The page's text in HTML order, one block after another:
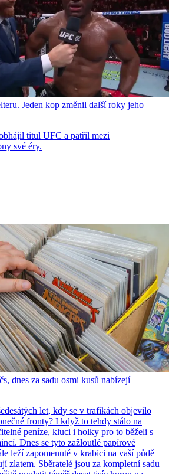
Jeden kop změnil další roky jeho
titul UFC a patřil mezi
své éry.
dnes za sadu osmi kusů nabízejí
let, kdy se v trafikách objevilo
fronty? I když to tehdy stálo na
peníze, kluci i holky pro to běželi s
Dnes se tyto zažloutlé papírové
leží zapomenuté v krabici na vaší půdě
zlatem. Sběratelé jsou za kompletní sadu